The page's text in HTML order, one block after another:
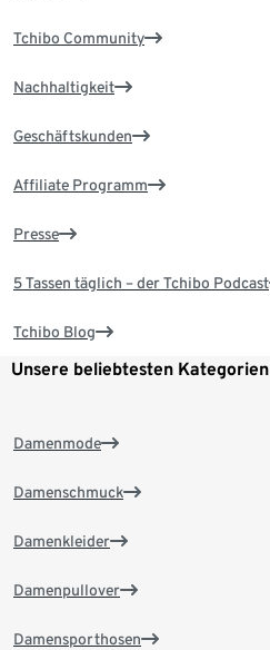
Tchibo Community
Nachhaltigkeit
Geschäftskunden
Affiliate Programm
Presse
5 Tassen täglich – der Tchibo Podcast
Tchibo Blog
Unsere beliebtesten Kategorien
Damenmode
Damenschmuck
Damenkleider
Damenpullover
Damensporthosen